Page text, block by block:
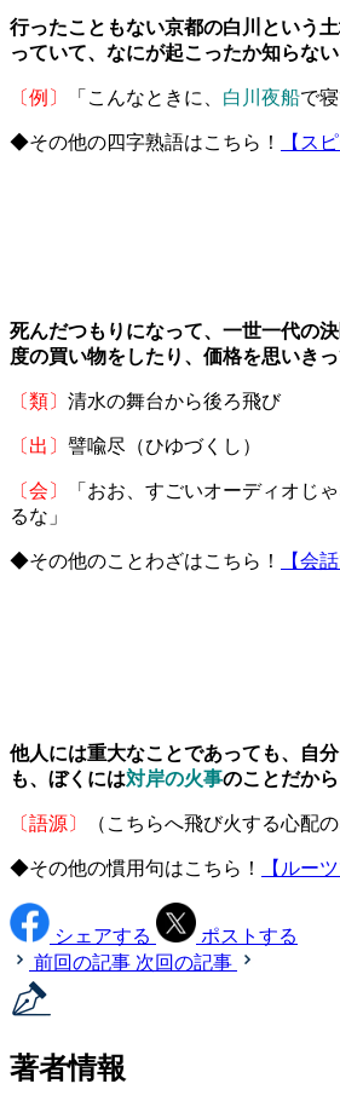
行ったこともない京都の白川という
っていて、なにが起こったか知らな
〔例〕 「こんなときに、 白川夜船で
◆その他の四字熟語はこちら！ 【ス
死んだつもりになって、一世一代の
度の買い物をしたり、価格を思いき
〔類〕 清水の舞台から後ろ飛び
〔出〕 譬喩尽（ひゆづくし）
〔会〕 「おお、すごいオーディオじ
るな」
◆その他のことわざはこちら！ 【会
他人には重大なことであっても、自
も、ぼくには対岸の火事のことだか
〔語源〕 （こちらへ飛び火する心配
◆その他の慣用句はこちら！ 【ルー
シェアする
ポストする
前回の記事 次回の記事
著者情報